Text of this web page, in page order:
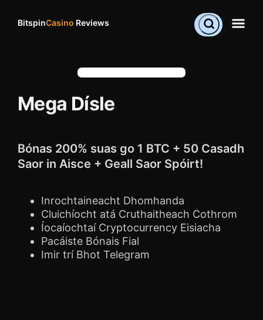
BitspinCasino Reviews
Mega Dísle
Bónas 200% suas go 1 BTC + 50 Casadh
Saor in Aisce + Geall Saor Spóirt!
Inrochtaineacht Dhomhanda
Cluichíocht atá Cruthaitheach Cothrom
Íocaíochtaí Cryptocurrency Eisiacha
Pacáiste Bónais Fial
Imir trí Bhot Telegram